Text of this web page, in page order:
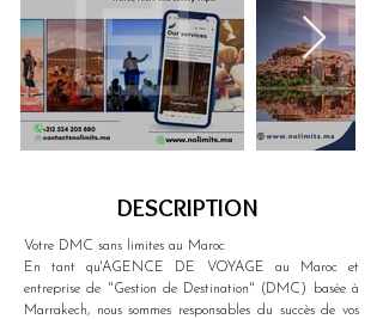
DESCRIPTION
Votre DMC sans limites au Maroc
En tant qu'AGENCE DE VOYAGE au Maroc et
entreprise de "Gestion de Destination" (DMC) basée à
Marrakech, nous sommes responsables du succès de vos